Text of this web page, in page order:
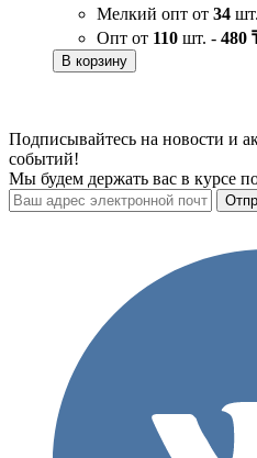
Мелкий опт от 34
Опт от 110 шт. - 480
В корзину
Подписывайтесь на новости и
событий!
Мы будем держать вас в курсе